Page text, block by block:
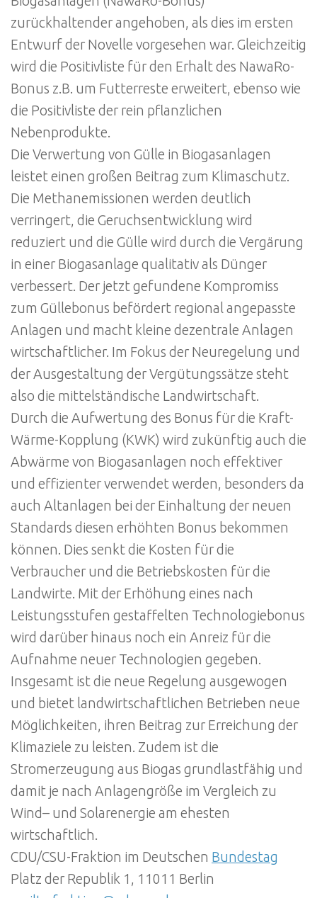
zurückhaltender angehoben, als dies im ersten
Entwurf der Novelle vorgesehen war. Gleichzeitig
wird die Positivliste für den Erhalt des NawaRo-
Bonus z.B. um Futterreste erweitert, ebenso wie
die Positivliste der rein pflanzlichen
Nebenprodukte.
Die Verwertung von Gülle in Biogasanlagen
leistet einen großen Beitrag zum Klimaschutz.
Die Methanemissionen werden deutlich
verringert, die Geruchsentwicklung wird
reduziert und die Gülle wird durch die Vergärung
in einer Biogasanlage qualitativ als Dünger
verbessert. Der jetzt gefundene Kompromiss
zum Güllebonus befördert regional angepasste
Anlagen und macht kleine dezentrale Anlagen
wirtschaftlicher. Im Fokus der Neuregelung und
der Ausgestaltung der Vergütungssätze steht
also die mittelständische Landwirtschaft.
Durch die Aufwertung des Bonus für die Kraft-
Wärme-Kopplung (KWK) wird zukünftig auch die
Abwärme von Biogasanlagen noch effektiver
und effizienter verwendet werden, besonders da
auch Altanlagen bei der Einhaltung der neuen
Standards diesen erhöhten Bonus bekommen
können. Dies senkt die Kosten für die
Verbraucher und die Betriebskosten für die
Landwirte. Mit der Erhöhung eines nach
Leistungsstufen gestaffelten Technologiebonus
wird darüber hinaus noch ein Anreiz für die
Aufnahme neuer Technologien gegeben.
Insgesamt ist die neue Regelung ausgewogen
und bietet landwirtschaftlichen Betrieben neue
Möglichkeiten, ihren Beitrag zur Erreichung der
Klimaziele zu leisten. Zudem ist die
Stromerzeugung aus Biogas grundlastfähig und
damit je nach Anlagengröße im Vergleich zu
Wind– und Solarenergie am ehesten
wirtschaftlich.
CDU/CSU-Fraktion im Deutschen Bundestag
Platz der Republik 1, 11011 Berlin